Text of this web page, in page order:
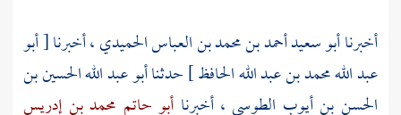
أخبرناأبو سعيد أحمد بن محمد بن العباس الحميدي، أخبرنا [أبو
عبد الله محمد بن عبد الله الحافظ] حدثناأبو عبد الله الحسين بن
الحسن بن أيوب الطوسي ، أخبرنا أبو حاتم محمد بن إدريس